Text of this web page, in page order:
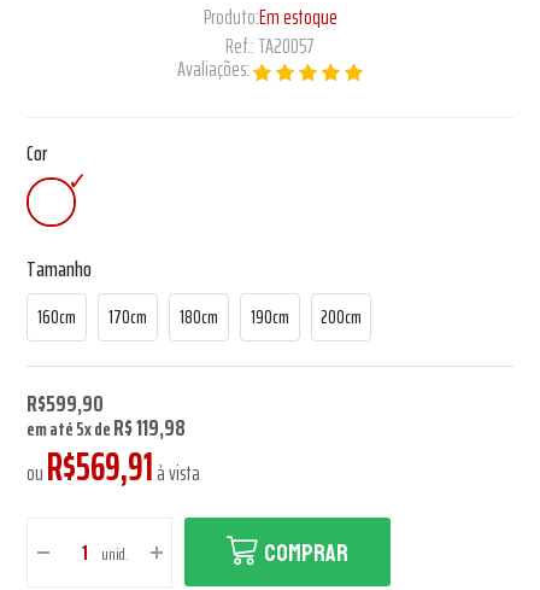
Produto:Em estoque
Ref.:TA20057
Avaliações:
Cor
Tamanho
160cm 170cm 180cm 190cm 200cm
R$599,90
em até5xdeR$ 119,98
ouR$569,91à vista
unid. COMPRAR